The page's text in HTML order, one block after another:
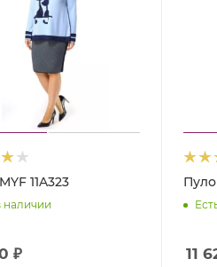
11A323
наличии
₽ 11